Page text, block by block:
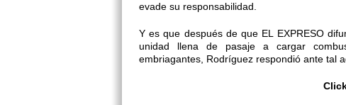
evade su responsabilidad.
Y es que después de que EL EXPRESO
unidad llena de pasaje a cargar
embriagantes, Rodríguez respondió ante tal